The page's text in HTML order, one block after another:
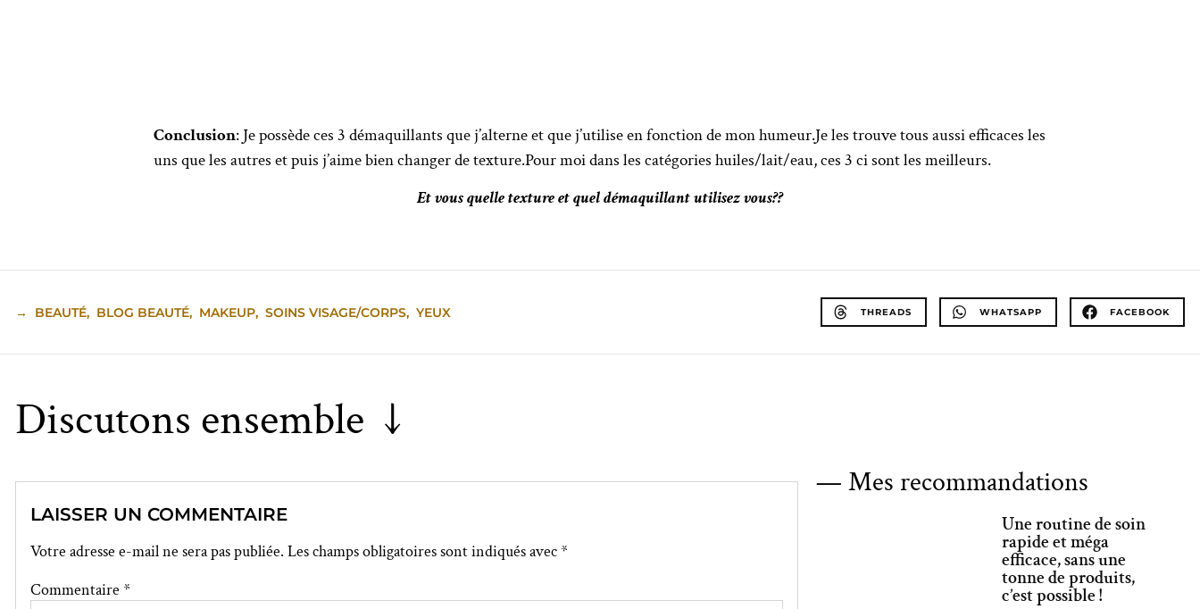
Conclusion: Je possède ces 3 démaquillants que j’alterne et que j’utilise en fonction de mon humeur.Je les trouve tous aussi efficaces les
uns que les autres et puis j’aime bien changer de texture.Pour moi dans les catégories huiles/lait/eau, ces 3 ci sont les meilleurs.
Et vous quelle texture et quel démaquillant utilisez vous??
→ BEAUTÉ, BLOG BEAUTÉ, MAKEUP, SOINS VISAGE/CORPS, YEUX THREADS WHATSAPP FACEBOOK
Discutons ensemble ↓
LAISSER UN COMMENTAIRE
Votre adresse e-mail ne sera pas publiée. Les champs obligatoires sont indiqués avec*
Commentaire *
— Mes recommandations
Une routine de soin
rapide et méga
efficace, sans une
tonne de produits,
c’est possible !